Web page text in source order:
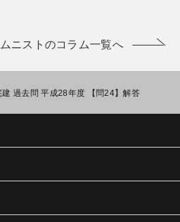
ニストのコラム一覧へ
建 過去問 平成28年度 【問24】解答